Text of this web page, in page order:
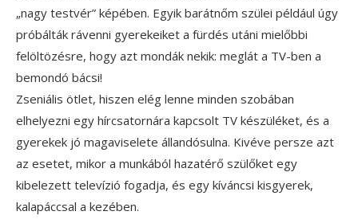
„nagy testvér” képében. Egyik barátnőm szülei például úgy
próbálták rávenni gyerekeiket a fürdés utáni mielőbbi
felöltözésre, hogy azt mondák nekik: meglát a TV-ben a
bemondó bácsi!
Zseniális ötlet, hiszen elég lenne minden szobában
elhelyezni egy hírcsatornára kapcsolt TV készüléket, és a
gyerekek jó magaviselete állandósulna. Kivéve persze azt
az esetet, mikor a munkából hazatérő szülőket egy
kibelezett televízió fogadja, és egy kíváncsi kisgyerek,
kalapáccsal a kezében.